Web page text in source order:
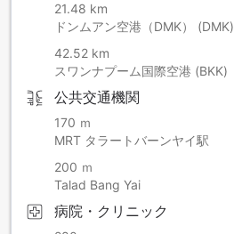
21.48 km
ドンムアン空港（DMK） (DMK)
42.52 km
スワンナプーム国際空港 (BKK)
公共交通機関
170 ｍ
MRT タラートバーンヤイ駅
200 ｍ
Talad Bang Yai
病院・クリニック